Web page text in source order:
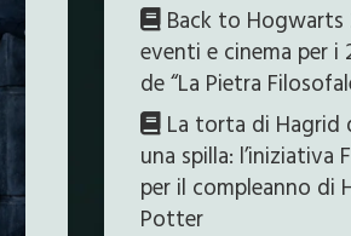
Back to Hogwarts
eventi e cinema per i
de “La Pietra
La torta di Hagrid
una spilla: l’iniziativa
per il compleanno di
Potter